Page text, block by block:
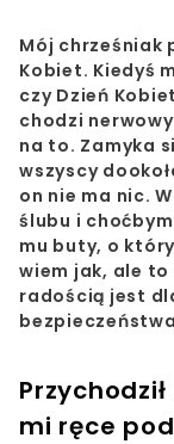
Mój chrześniak
Kobiet. Kiedyś
czy Dzień
chodzi
na to. Zamyka
wszyscy
on nie ma nic.
ślubu i
mu buty, o
wiem jak, ale to
radością jest
mi ręce